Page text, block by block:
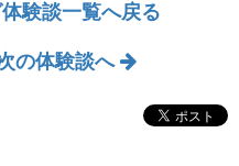
験談一覧へ戻る
の体験談へ